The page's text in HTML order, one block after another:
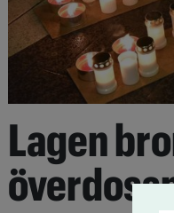
Lagen